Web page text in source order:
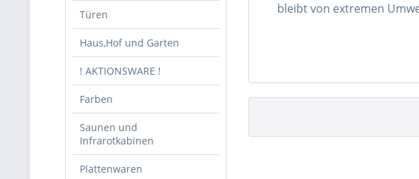
Türen
Haus,Hof und Garten
! AKTIONSWARE !
Farben
Saunen und
Infrarotkabinen
Plattenwaren
bleibt von extremen